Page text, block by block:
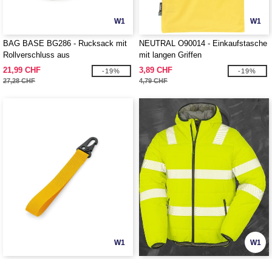
W1
BAG BASE BG286 - Rucksack mit
Rollverschluss aus
Recyclingmaterial
21,99 CHF
27,28 CHF
-19%
W1
NEUTRAL O90014 - Einkaufstasche
mit langen Griffen
3,89 CHF
4,79 CHF
-19%
W1 W1